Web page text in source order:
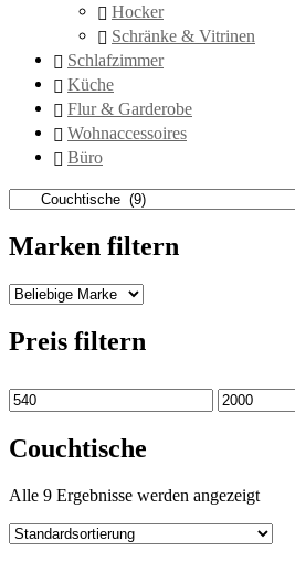
Hocker
Schränke & Vitrinen
Schlafzimmer
Küche
Flur & Garderobe
Wohnaccessoires
Büro
Marken filtern
Preis filtern
Min.
Preis
Max.
Preis
Couchtische
Alle 9 Ergebnisse werden angezeigt